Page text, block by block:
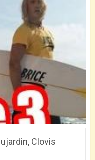
Clovis